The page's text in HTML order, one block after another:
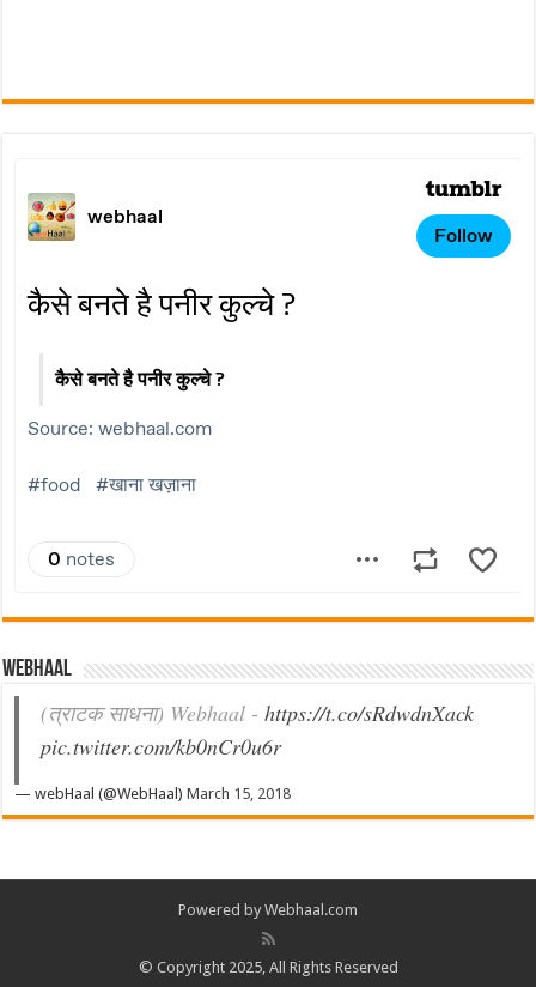
Webhaal
(त्राटक साधना) Webhaal -https://t.co/sRdwdnXack
pic.twitter.com/kb0nCr0u6r
— webHaal (@WebHaal)March 15, 2018
Powered by Webhaal.com
© Copyright 2025, All Rights Reserved